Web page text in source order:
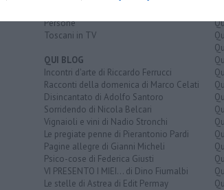
Persone
Toscani in TV
QUI BLOG
Incontri d'arte di Riccardo Ferrucci
Racconti della domenica di Marco Celati
Disincantato di Adolfo Santoro
Sorridendo di Nicola Belcari
Vignaioli e vini di Nadio Stronchi
Le pregiate penne di Pierantonio Pardi
Pagine allegre di Gianni Micheli
Psico-cose di Federica Giusti
VI PRESENTO I MIEI... di Dino Fiumalbi
Le stelle di Astrea di Edit Permay